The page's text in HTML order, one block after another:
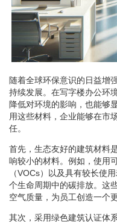
随着全球环保意识的日益增
持续发展。在写字楼办公环
降低对环境的影响，也能够
用这些材料，企业能够在市
任。
首先，生态友好的建筑材料
响较小的材料。例如，使用
（VOCs）以及具有较长使
个生命周期中的碳排放。这
空气质量，为员工创造一个
其次，采用绿色建筑认证体